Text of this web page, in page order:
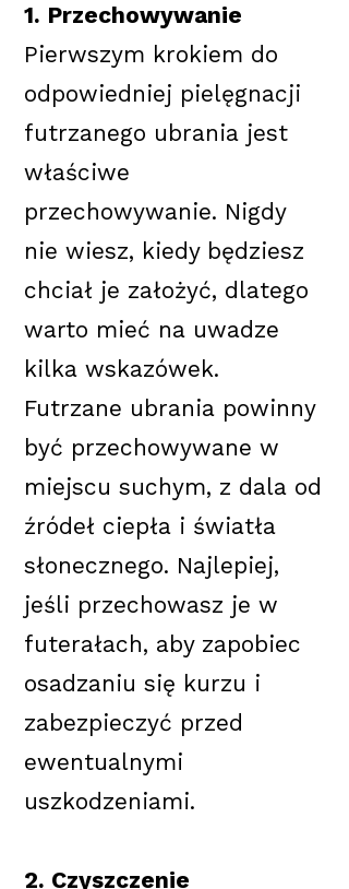
1. Przechowywanie
Pierwszym krokiem do
odpowiedniej pielęgnacji
futrzanego ubrania jest
właściwe
przechowywanie. Nigdy
nie wiesz, kiedy będziesz
chciał je założyć, dlatego
warto mieć na uwadze
kilka wskazówek.
Futrzane ubrania powinny
być przechowywane w
miejscu suchym, z dala od
źródeł ciepła i światła
słonecznego. Najlepiej,
jeśli przechowasz je w
futerałach, aby zapobiec
osadzaniu się kurzu i
zabezpieczyć przed
ewentualnymi
uszkodzeniami.
2. Czyszczenie